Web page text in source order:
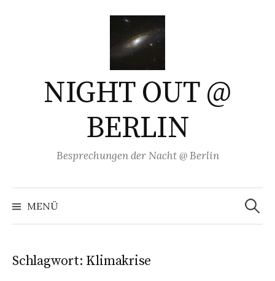
NIGHT OUT @
BERLIN
Besprechungen der Nacht @ Berlin
MENÜ
Suchen
nach:
Schlagwort: Klimakrise